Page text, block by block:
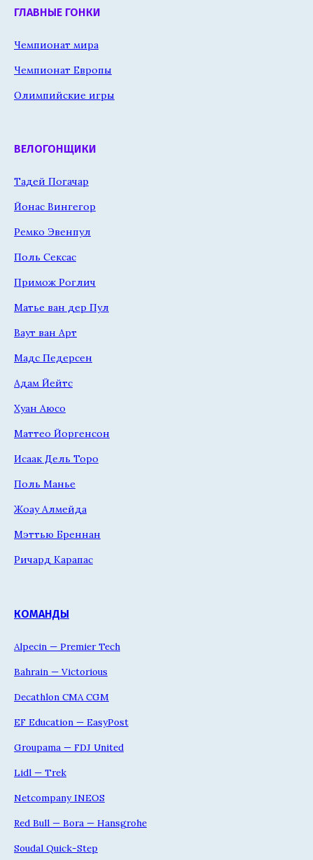
ГЛАВНЫЕ ГОНКИ
Чемпионат мира
Чемпионат Европы
Олимпийские игры
ВЕЛОГОНЩИКИ
Тадей Погачар
Йонас Вингегор
Ремко Эвенпул
Поль Сексас
Примож Роглич
Матье ван дер Пул
Ваут ван Арт
Мадс Педерсен
Адам Йейтс
Хуан Аюсо
Маттео Йоргенсон
Исаак Дель Торо
Поль Манье
Жоау Алмейда
Мэттью Бреннан
Ричард Карапас
КОМАНДЫ
Alpecin — Premier Tech
Bahrain — Victorious
Decathlon CMA CGM
EF Education — EasyPost
Groupama — FDJ United
Lidl — Trek
Netcompany INEOS
Red Bull — Bora — Hansgrohe
Soudal Quick-Step